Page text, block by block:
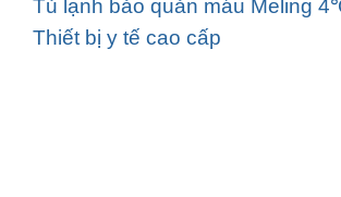
Tủ lạnh bảo quản máu Meling
Thiết bị y tế cao cấp